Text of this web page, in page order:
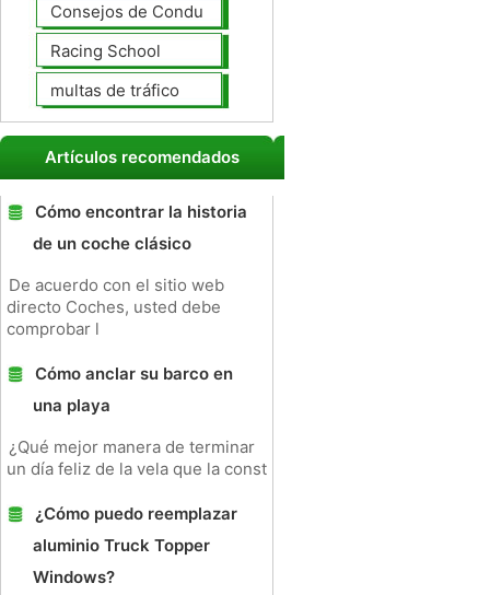
Consejos de Conducción
Racing School
multas de tráfico
Artículos recomendados
Cómo encontrar la historia
de un coche clásico
De acuerdo con el sitio web
directo Coches, usted debe
comprobar l
Cómo anclar su barco en
una playa
¿Qué mejor manera de terminar
un día feliz de la vela que la const
¿Cómo puedo reemplazar
aluminio Truck Topper
Windows?